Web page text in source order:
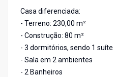
Casa diferenciada:
- Terreno: 230,00 m²
- Construção: 80 m²
- 3 dormitórios, sendo 1 suíte
- Sala em 2 ambientes
- 2 Banheiros